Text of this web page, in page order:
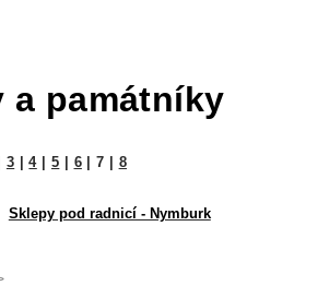
a památníky
3 |4| 5 6|7 8
Sklepy pod radnicí - Nymburk